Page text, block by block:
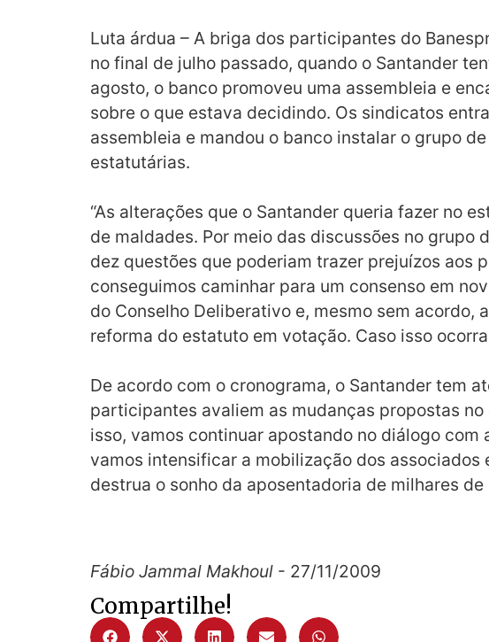
Luta árdua – A briga dos participantes do
no final de julho passado, quando o Santander
agosto, o banco promoveu uma assembleia e
sobre o que estava decidindo. Os sindicatos
assembleia e mandou o banco instalar o grupo
estatutárias.
“As alterações que o Santander queria fazer no
de maldades. Por meio das discussões no
dez questões que poderiam trazer prejuízos aos
conseguimos caminhar para um consenso em
do Conselho Deliberativo e, mesmo sem
reforma do estatuto em votação. Caso isso
De acordo com o cronograma, o Santander tem
participantes avaliem as mudanças propostas
isso, vamos continuar apostando no diálogo
vamos intensificar a mobilização dos
destrua o sonho da aposentadoria de milhares
Fábio Jammal Makhoul - 27/11/2009
Compartilhe!